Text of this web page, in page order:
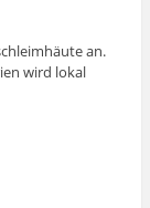
an.
wird lokal